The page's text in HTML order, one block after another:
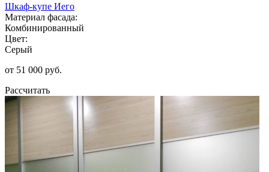
Шкаф-купе Иего
Материал фасада:
Комбинированный
Цвет:
Серый
от 51 000 руб.
Рассчитать